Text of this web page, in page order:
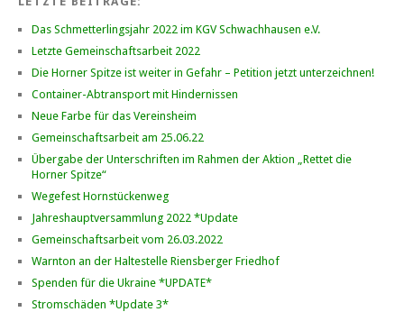
Das Schmetterlingsjahr 2022 im KGV Schwachhausen e.V.
Letzte Gemeinschaftsarbeit 2022
Die Horner Spitze ist weiter in Gefahr – Petition jetzt unterzeichnen!
Container-Abtransport mit Hindernissen
Neue Farbe für das Vereinsheim
Gemeinschaftsarbeit am 25.06.22
Übergabe der Unterschriften im Rahmen der Aktion „Rettet die
Horner Spitze“
Wegefest Hornstückenweg
Jahreshauptversammlung 2022 *Update
Gemeinschaftsarbeit vom 26.03.2022
Warnton an der Haltestelle Riensberger Friedhof
Spenden für die Ukraine *UPDATE*
Stromschäden *Update 3*